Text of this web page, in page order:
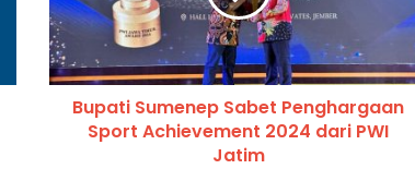
Bupati Sumenep Sabet Penghargaan
Sport Achievement 2024 dari PWI
Jatim